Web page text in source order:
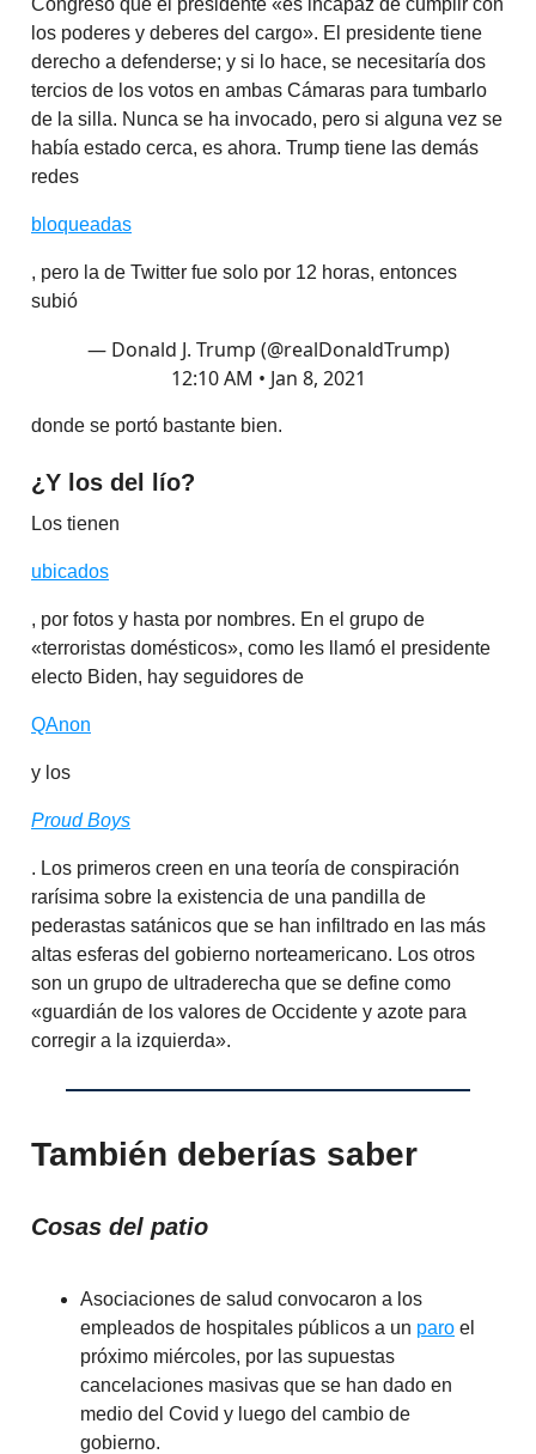
Congreso que el presidente «es incapaz de cumplir con
los poderes y deberes del cargo». El presidente tiene
derecho a defenderse; y si lo hace, se necesitaría dos
tercios de los votos en ambas Cámaras para tumbarlo
de la silla. Nunca se ha invocado, pero si alguna vez se
había estado cerca, es ahora. Trump tiene las demás
redes
bloqueadas
, pero la de Twitter fue solo por 12 horas, entonces
subió
— Donald J. Trump (@realDonaldTrump)
12:10 AM • Jan 8, 2021
donde se portó bastante bien.
¿Y los del lío?
Los tienen
ubicados
, por fotos y hasta por nombres. En el grupo de
«terroristas domésticos», como les llamó el presidente
electo Biden, hay seguidores de
QAnon
y los
Proud Boys
. Los primeros creen en una teoría de conspiración
rarísima sobre la existencia de una pandilla de
pederastas satánicos que se han infiltrado en las más
altas esferas del gobierno norteamericano. Los otros
son un grupo de ultraderecha que se define como
«guardián de los valores de Occidente y azote para
corregir a la izquierda».
También deberías saber
Cosas del patio
Asociaciones de salud convocaron a los
empleados de hospitales públicos a un paro el
próximo miércoles, por las supuestas
cancelaciones masivas que se han dado en
medio del Covid y luego del cambio de
gobierno.